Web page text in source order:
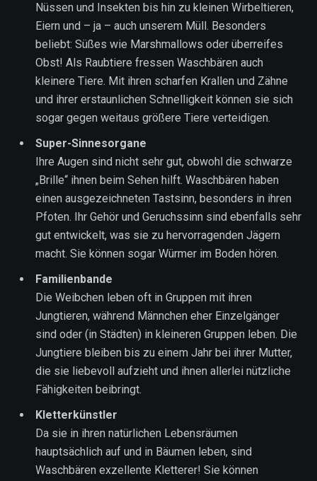
Nüssen und Insekten bis hin zu kleinen Wirbeltieren,
Eiern und – ja – auch unserem Müll. Besonders
beliebt: Süßes wie Marshmallows oder überreifes
Obst! Als Raubtiere fressen Waschbären auch
kleinere Tiere. Mit ihren scharfen Krallen und Zähne
und ihrer erstaunlichen Schnelligkeit können sie sich
sogar gegen weitaus größere Tiere verteidigen.
Super-Sinnesorgane
Ihre Augen sind nicht sehr gut, obwohl die schwarze
„Brille“ ihnen beim Sehen hilft. Waschbären haben
einen ausgezeichneten Tastsinn, besonders in ihren
Pfoten. Ihr Gehör und Geruchssinn sind ebenfalls sehr
gut entwickelt, was sie zu hervorragenden Jägern
macht. Sie können sogar Würmer im Boden hören.
Familienbande
Die Weibchen leben oft in Gruppen mit ihren
Jungtieren, während Männchen eher Einzelgänger
sind oder (in Städten) in kleineren Gruppen leben. Die
Jungtiere bleiben bis zu einem Jahr bei ihrer Mutter,
die sie liebevoll aufzieht und ihnen allerlei nützliche
Fähigkeiten beibringt.
Kletterkünstler
Da sie in ihren natürlichen Lebensräumen
hauptsächlich auf und in Bäumen leben, sind
Waschbären exzellente Kletterer! Sie können